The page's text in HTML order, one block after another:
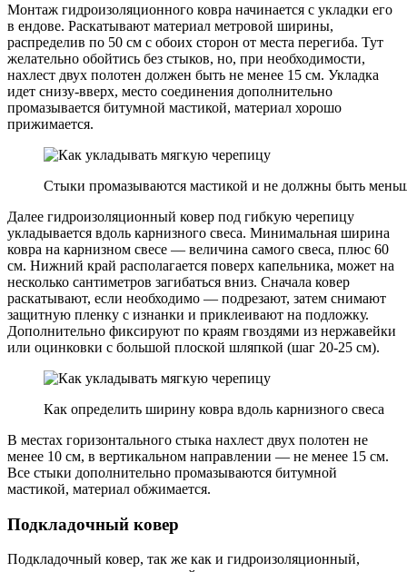
Монтаж гидроизоляционного ковра начинается с укладки его
в ендове. Раскатывают материал метровой ширины,
распределив по 50 см с обоих сторон от места перегиба. Тут
желательно обойтись без стыков, но, при необходимости,
нахлест двух полотен должен быть не менее 15 см. Укладка
идет снизу-вверх, место соединения дополнительно
промазывается битумной мастикой, материал хорошо
прижимается.
Стыки промазываются мастикой и не должны быть
Далее гидроизоляционный ковер под гибкую черепицу
укладывается вдоль карнизного свеса. Минимальная ширина
ковра на карнизном свесе — величина самого свеса, плюс 60
см. Нижний край располагается поверх капельника, может на
несколько сантиметров загибаться вниз. Сначала ковер
раскатывают, если необходимо — подрезают, затем снимают
защитную пленку с изнанки и приклеивают на подложку.
Дополнительно фиксируют по краям гвоздями из нержавейки
или оцинковки с большой плоской шляпкой (шаг 20-25 см).
Как определить ширину ковра вдоль карнизного свеса
В местах горизонтального стыка нахлест двух полотен не
менее 10 см, в вертикальном направлении — не менее 15 см.
Все стыки дополнительно промазываются битумной
мастикой, материал обжимается.
Подкладочный ковер
Подкладочный ковер, так же как и гидроизоляционный,